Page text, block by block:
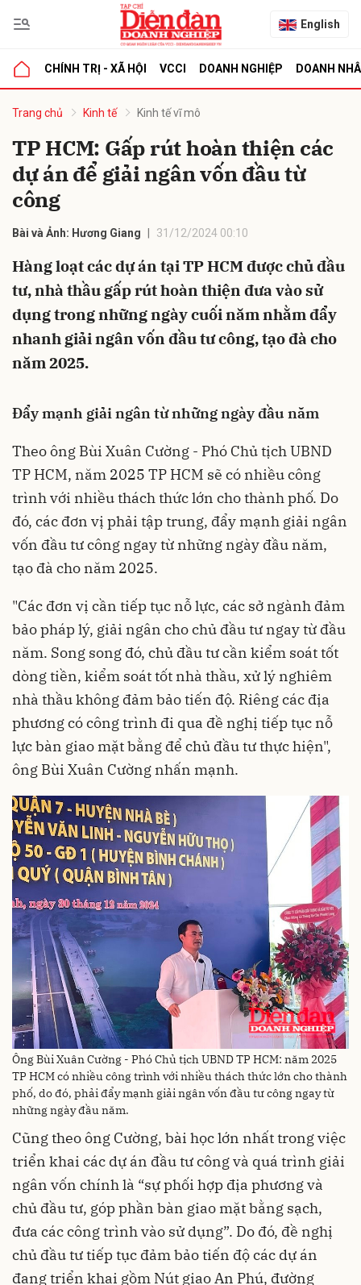
English
CHÍNH TRỊ - XÃ HỘI VCCI DOANH NGHIỆP DOANH
Trang chủ Kinh tế Kinh tế vĩ mô
TP HCM: Gấp rút hoàn thiện các
dự án để giải ngân vốn đầu từ
công
Bài và Ảnh: Hương Giang 31/12/2024 00:10
Hàng loạt các dự án tại TP HCM được chủ đầu
tư, nhà thầu gấp rút hoàn thiện đưa vào sử
dụng trong những ngày cuối năm nhằm đẩy
nhanh giải ngân vốn đầu tư công, tạo đà cho
năm 2025.
Đẩy mạnh giải ngân từ những ngày đầu năm
Theo ông Bùi Xuân Cường - Phó Chủ tịch UBND
TP HCM, năm 2025 TP HCM sẽ có nhiều công
trình với nhiều thách thức lớn cho thành phố. Do
đó, các đơn vị phải tập trung, đẩy mạnh giải ngân
vốn đầu tư công ngay từ những ngày đầu năm,
tạo đà cho năm 2025.
"Các đơn vị cần tiếp tục nỗ lực, các sở ngành đảm
bảo pháp lý, giải ngân cho chủ đầu tư ngay từ đầu
năm. Song song đó, chủ đầu tư cần kiểm soát tốt
dòng tiền, kiểm soát tốt nhà thầu, xử lý nghiêm
nhà thầu không đảm bảo tiến độ. Riêng các địa
phương có công trình đi qua đề nghị tiếp tục nỗ
lực bàn giao mặt bằng để chủ đầu tư thực hiện",
ông Bùi Xuân Cường nhấn mạnh.
Ông Bùi Xuân Cường - Phó Chủ tịch UBND TP HCM: năm 2025
TP HCM có nhiều công trình với nhiều thách thức lớn cho thành
phố, do đó, phải đẩy mạnh giải ngân vốn đầu tư công ngay từ
những ngày đầu năm.
Cũng theo ông Cường, bài học lớn nhất trong việc
triển khai các dự án đầu tư công và quá trình giải
ngân vốn chính là “sự phối hợp địa phương và
chủ đầu tư, góp phần bàn giao mặt bằng sạch,
đưa các công trình vào sử dụng”. Do đó, đề nghị
chủ đầu tư tiếp tục đảm bảo tiến độ các dự án
đang triển khai gồm Nút giao An Phú, đường
luận
Hủy